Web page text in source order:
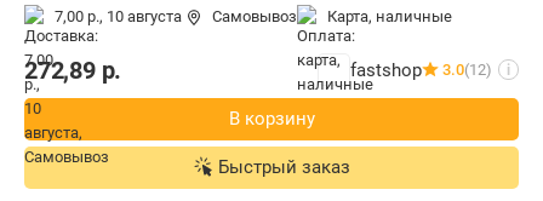
7,00 р., 10 августа Самовывоз карта, наличные
272,89р. fastshop 3.0(12) i
В корзину
Быстрый заказ